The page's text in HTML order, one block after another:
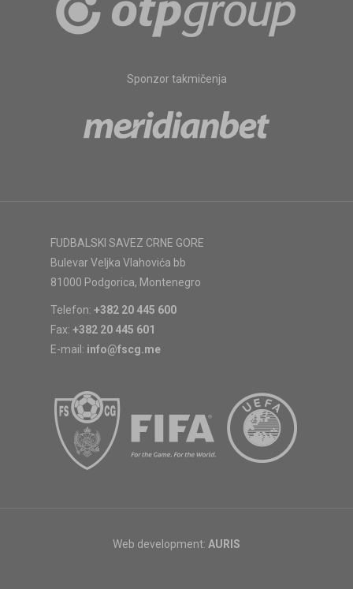
Sponzor takmičenja
FUDBALSKI SAVEZ CRNE GORE
Bulevar Veljka Vlahovića bb
81000 Podgorica, Montenegro
Telefon: +382 20 445 600
Fax: +382 20 445 601
E-mail: info@fscg.me
Web development: AURIS